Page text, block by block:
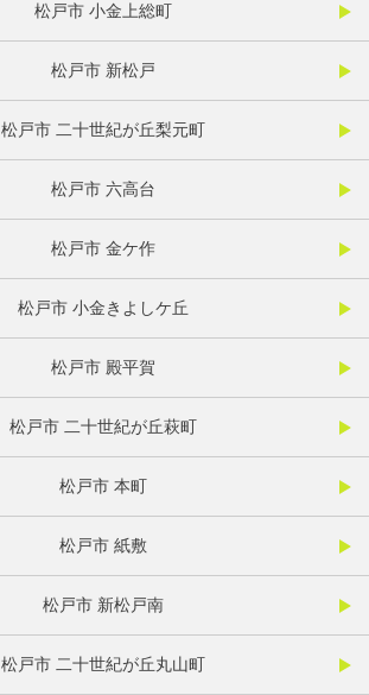
松戸市 小金上総町
松戸市 新松戸
松戸市 二十世紀が丘梨元町
松戸市 六高台
松戸市 金ケ作
松戸市 小金きよしケ丘
松戸市 殿平賀
松戸市 二十世紀が丘萩町
松戸市 本町
松戸市 紙敷
松戸市 新松戸南
松戸市 二十世紀が丘丸山町